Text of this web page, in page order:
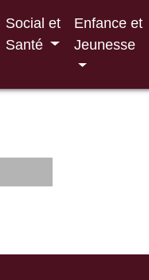
Social et
Santé
Enfance et
Jeunesse